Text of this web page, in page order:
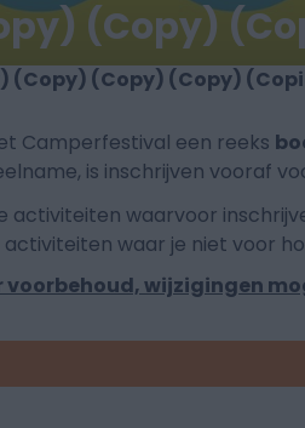
(Copy)
(Copy) (Copy) (Copy)
Camperfestival een reeks
is inschrijven vooraf
activiteiten waarvoor
waar je niet voor
voorbehoud, wijzigingen